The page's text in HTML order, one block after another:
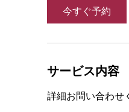
今すぐ予約
サービス内容
詳細お問い合わせ